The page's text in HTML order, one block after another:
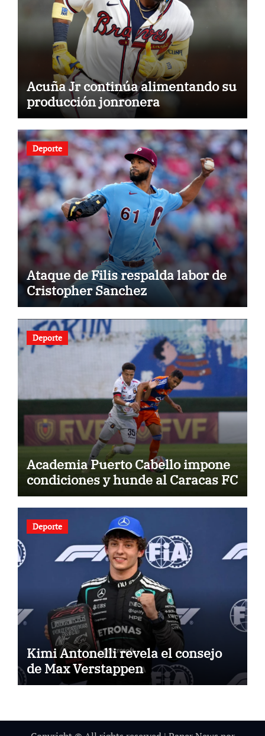
Acuña Jr continúa alimentando su
producción jonronera
Deporte
Ataque de Filis respalda labor de
Cristopher Sanchez
Deporte
Academia Puerto Cabello impone
condiciones y hunde al Caracas FC
Deporte
Kimi Antonelli revela el consejo
de Max Verstappen